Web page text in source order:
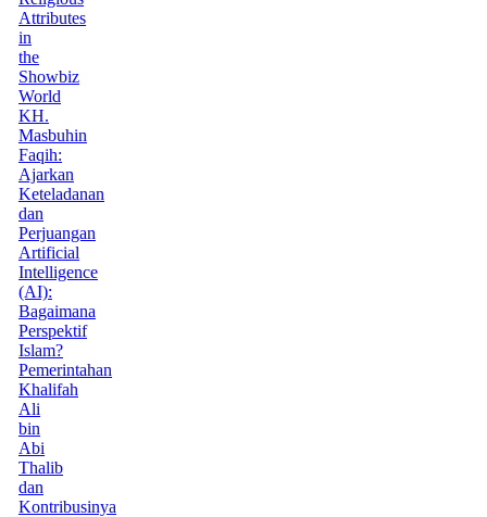
Attributes
in
the
Showbiz
World
KH.
Masbuhin
Faqih:
Ajarkan
Keteladanan
dan
Perjuangan
Artificial
Intelligence
(AI):
Bagaimana
Perspektif
Islam?
Pemerintahan
Khalifah
Ali
bin
Abi
Thalib
dan
Kontribusinya